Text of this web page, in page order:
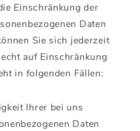
Einschränkung der
Daten
Sie sich jederzeit
auf Einschränkung
in folgenden Fällen:
Ihrer bei uns
Daten